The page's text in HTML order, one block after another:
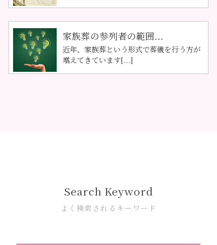
家族葬の参列者の範囲...
近年、家族葬という形式で葬儀を行う方が
増えてきています[...]
Search Keyword
よく検索されるキーワード